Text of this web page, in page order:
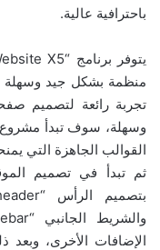
باحترافية عالية.
منظمة بشكل جيد
تجربة رائعة لتصميم
وسهلة، سوف تبدأ مشروع
القوالب الجاهزة التي
ثم تبدأ في تصميم
الإضافات الأخرى،